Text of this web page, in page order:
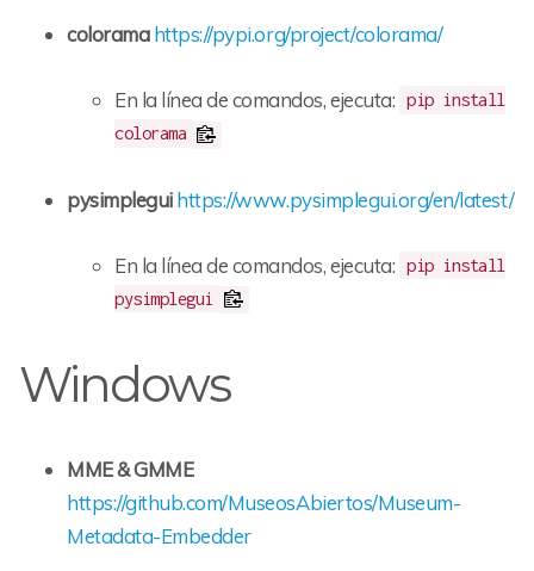
colorama https://pypi.org/project/colorama/
En la línea de comandos, ejecuta: pip install
colorama
pysimplegui https://www.pysimplegui.org/en/latest/
En la línea de comandos, ejecuta: pip install
pysimplegui
Windows
MME & GMME
https://github.com/MuseosAbiertos/Museum-
Metadata-Embedder